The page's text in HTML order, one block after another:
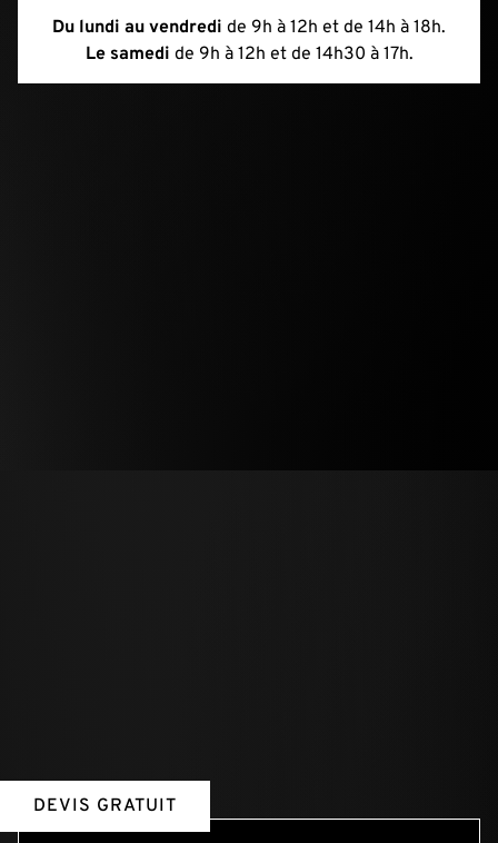
DEVIS GRATUIT
Du lundi au vendredi de 9h à 12h et de 14h à 18h.
Le samedi de 9h à 12h et de 14h30 à 17h.